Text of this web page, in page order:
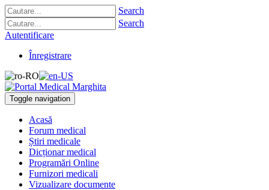
Search
Search
Autentificare
Înregistrare
Toggle navigation
Acasă
Forum medical
Știri medicale
Dicționar medical
Programări Online
Furnizori medicali
Vizualizare documente